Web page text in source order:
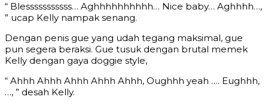
“ Blesssssssssss… Aghhhhhhhhhh… Nice baby… Aghhhh…,
” ucap Kelly nampak senang.
Dengan penis gue yang udah tegang maksimal, gue
pun segera beraksi. Gue tusuk dengan brutal memek
Kelly dengan gaya doggie style,
“ Ahhh Ahhh Ahhh Ahhh Ahhh, Oughhh yeah …. Eughhh,
…, ” desah Kelly.